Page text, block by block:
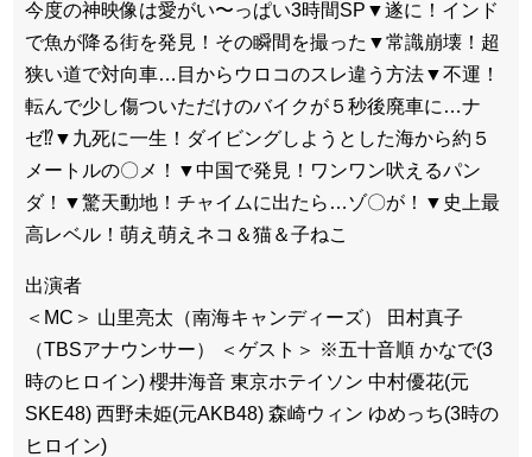
今度の神映像は愛がい〜っぱい3時間SP▼遂に！インド
で魚が降る街を発見！その瞬間を撮った▼常識崩壊！超
狭い道で対向車…目からウロコのスレ違う方法▼不運！
転んで少し傷ついただけのバイクが５秒後廃車に…ナ
ゼ⁉▼九死に一生！ダイビングしようとした海から約５
メートルの〇メ！▼中国で発見！ワンワン吠えるパン
ダ！▼驚天動地！チャイムに出たら…ゾ〇が！▼史上最
高レベル！萌え萌えネコ＆猫＆子ねこ
出演者
＜MC＞ 山里亮太（南海キャンディーズ） 田村真子
（TBSアナウンサー） ＜ゲスト＞ ※五十音順 かなで(3
時のヒロイン) 櫻井海音 東京ホテイソン 中村優花(元
SKE48) 西野未姫(元AKB48) 森崎ウィン ゆめっち(3時の
ヒロイン)